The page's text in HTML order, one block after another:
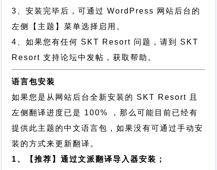
3、安装完毕后，可通过 WordPress 网站后台的
左侧【主题】菜单选择启用。
4、如果您有任何 SKT Resort 问题，请到 SKT
Resort 支持论坛中发帖，获取帮助。
语言包安装
如果您是从网站后台全新安装的 SKT Resort 且
左侧翻译进度已是 100% ，那么可能目前已经有
提供此主题的中文语言包，如果没有可通过手动安
装的方式来更新翻译。
1、【推荐】通过文派翻译导入器安装；